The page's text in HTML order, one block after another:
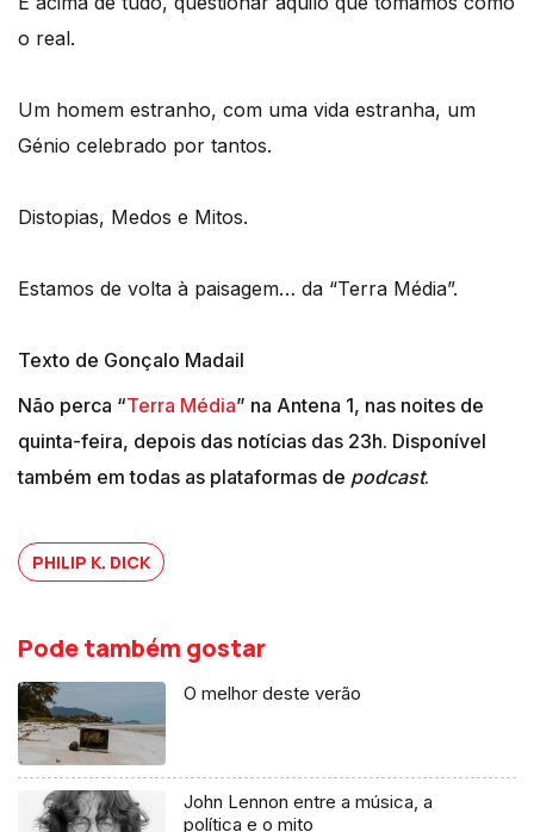
o real.
Um homem estranho, com uma vida estranha, um
Génio celebrado por tantos.
Distopias, Medos e Mitos.
Estamos de volta à paisagem… da “Terra Média”.
Texto de Gonçalo Madail
Não perca “Terra Média” na Antena 1, nas noites de
quinta-feira, depois das notícias das 23h. Disponível
também em todas as plataformas de podcast.
PHILIP K. DICK
Pode também gostar
O melhor deste verão
John Lennon entre a música, a
política e o mito